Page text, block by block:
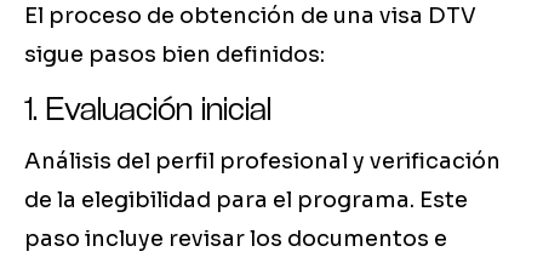
El proceso de obtención de una visa DTV
sigue pasos bien definidos:
1. Evaluación inicial
Análisis del perfil profesional y verificación
de la elegibilidad para el programa. Este
paso incluye revisar los documentos e